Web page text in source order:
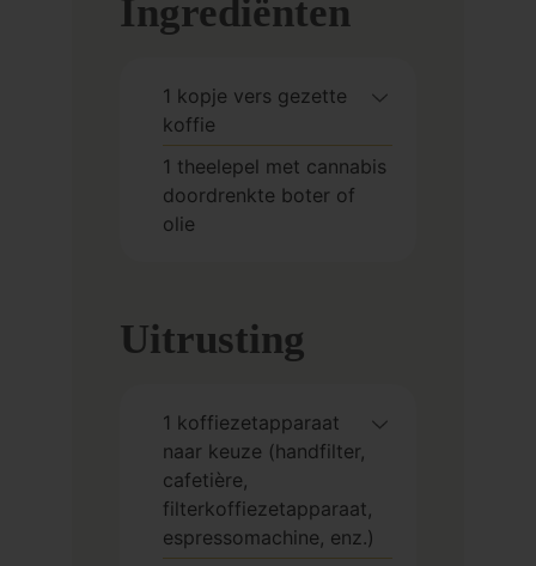
Ingrediënten
1 kopje vers gezette
koffie
1 theelepel met cannabis
doordrenkte boter of
olie
Uitrusting
1 koffiezetapparaat
naar keuze (handfilter,
cafetière,
filterkoffiezetapparaat,
espressomachine, enz.)